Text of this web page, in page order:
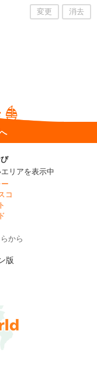
変更 消去
リアを表示中
コ
から
版